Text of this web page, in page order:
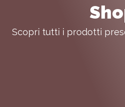
Scopri tutti i prodotti